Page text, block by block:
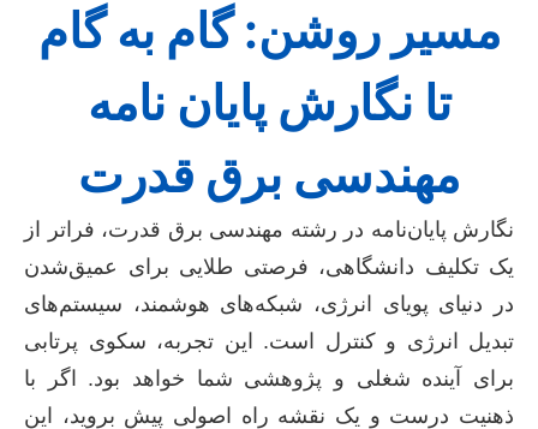
مسیر روشن: گام به گام
تا نگارش پایان نامه
مهندسی برق قدرت
نگارش پایان‌نامه در رشته مهندسی برق قدرت، فراتر از
یک تکلیف دانشگاهی، فرصتی طلایی برای عمیق‌شدن
در دنیای پویای انرژی، شبکه‌های هوشمند، سیستم‌های
تبدیل انرژی و کنترل است. این تجربه، سکوی پرتابی
برای آینده شغلی و پژوهشی شما خواهد بود. اگر با
ذهنیت درست و یک نقشه راه اصولی پیش بروید، این